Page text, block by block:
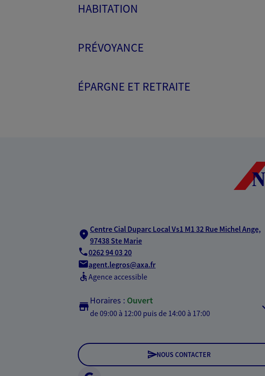
HABITATION
PRÉVOYANCE
ÉPARGNE ET RETRAITE
Centre Cial Duparc Local Vs1 M1 32 Rue Michel Ange,
97438 Ste Marie
0262 94 03 20
agent.legros@axa.fr
Agence accessible
Horaires : Ouvert
de 09:00 à 12:00 puis de 14:00 à 17:00
NOUS CONTACTER